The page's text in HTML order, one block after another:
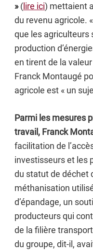
»( lire ici) mettaient
du revenu agricole.
que les agriculteurs
production
en tirent de la
Franck Montaugé
agricole est « un
Parmi les mesures
travail, Franck
facilitation de
investisseurs et les
du statut de déchet
méthanisation
d’épandage, un
producteurs qui
de la filière
du groupe, dit-il,